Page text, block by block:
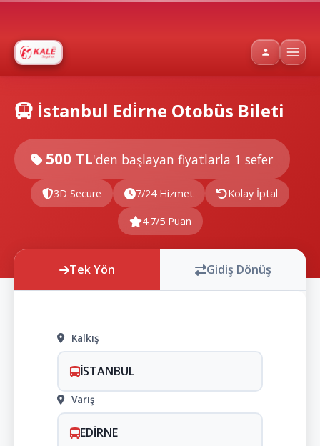
İstanbul Edi̇rne Otobüs Bileti
500 TL'den başlayan fiyatlarla 1 sefer
3D Secure 7/24 Hizmet Kolay İptal
4.7/5 Puan
Tek Yön Gidiş Dönüş
Kalkış
İSTANBUL
Varış
EDİRNE